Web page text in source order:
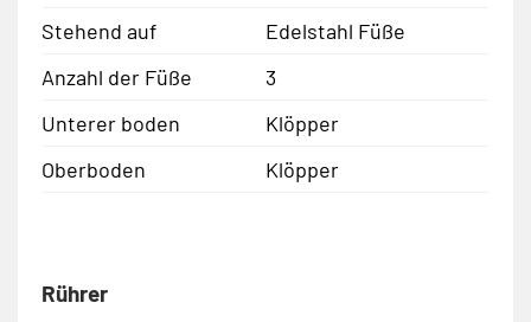
Stehend auf
Edelstahl Füße
Anzahl der Füße
3
Unterer boden
Klöpper
Oberboden
Klöpper
Rührer